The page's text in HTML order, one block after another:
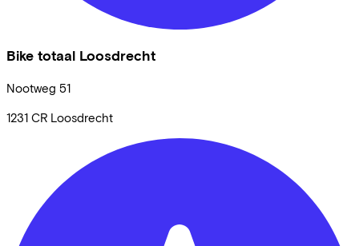
Bike totaal Loosdrecht
Nootweg 51
1231 CR Loosdrecht